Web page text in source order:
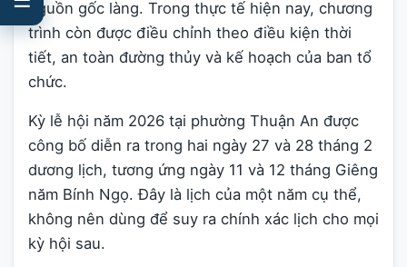
nguồn gốc làng. Trong thực tế hiện nay, chương
trình còn được điều chỉnh theo điều kiện thời
tiết, an toàn đường thủy và kế hoạch của ban tổ
chức.
Kỳ lễ hội năm 2026 tại phường Thuận An được
công bố diễn ra trong hai ngày 27 và 28 tháng 2
dương lịch, tương ứng ngày 11 và 12 tháng Giêng
năm Bính Ngọ. Đây là lịch của một năm cụ thể,
không nên dùng để suy ra chính xác lịch cho mọi
kỳ hội sau.